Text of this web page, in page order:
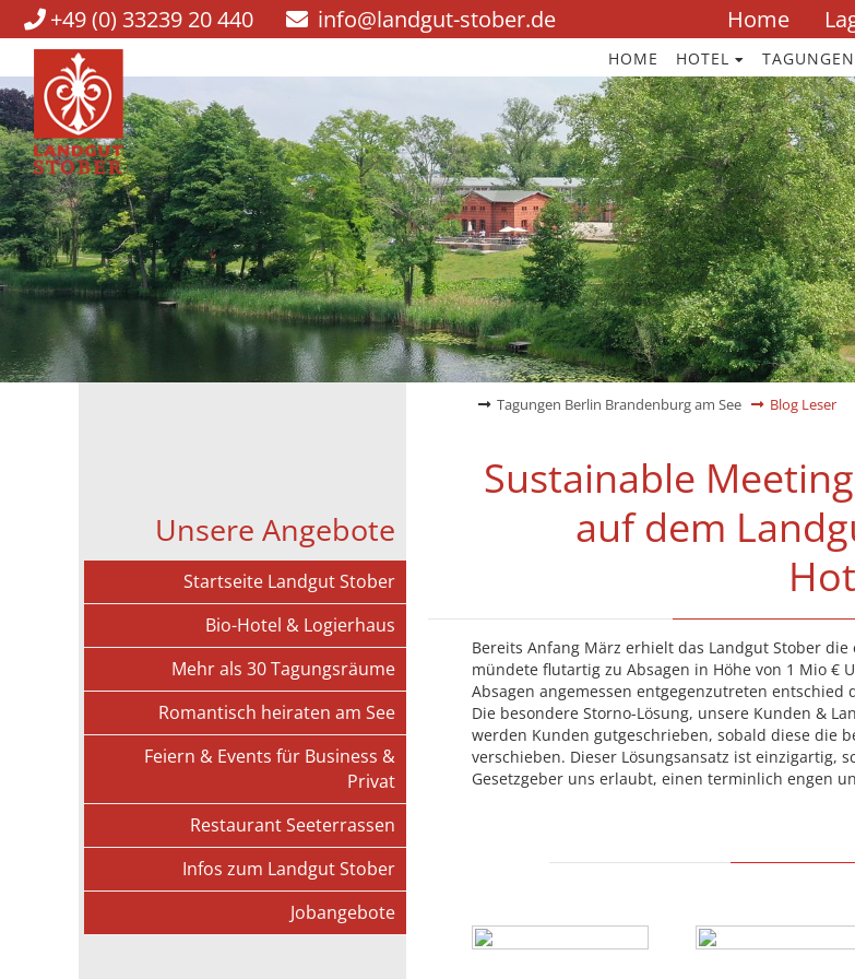
+49 (0) 33239 20 440 info@landgut-stober.de
Navigation
überspringen
Home
HOME HOTEL TAGUNGEN
Tagungen Berlin Brandenburg am See Blog Leser
Sustainable
auf dem
Bereits Anfang März erhielt das Landgut Stober
mündete flutartig zu Absagen in Höhe von 1 Mio €
Absagen angemessen entgegenzutreten
Die besondere Storno-Lösung, unsere Kunden &
werden Kunden gutgeschrieben, sobald diese die
verschieben. Dieser Lösungsansatz ist einzigartig,
Gesetzgeber uns erlaubt, einen terminlich engen
Unsere Angebote
Startseite Landgut Stober
Bio-Hotel & Logierhaus
Mehr als 30 Tagungsräume
Romantisch heiraten am See
Feiern & Events für Business &
Privat
Restaurant Seeterrassen
Infos zum Landgut Stober
Jobangebote